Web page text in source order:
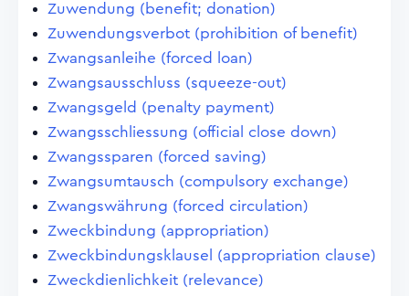
Zuwendung (benefit; donation)
Zuwendungsverbot (prohibition of benefit)
Zwangsanleihe (forced loan)
Zwangsausschluss (squeeze-out)
Zwangsgeld (penalty payment)
Zwangsschliessung (official close down)
Zwangssparen (forced saving)
Zwangsumtausch (compulsory exchange)
Zwangswährung (forced circulation)
Zweckbindung (appropriation)
Zweckbindungsklausel (appropriation clause)
Zweckdienlichkeit (relevance)